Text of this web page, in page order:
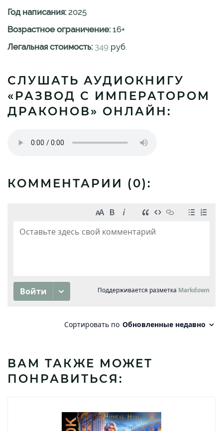
Год написания: 2025
Возрастное ограничение: 16+
Легальная стоимость: 349 руб.
СЛУШАТЬ АУДИОКНИГУ
«РАЗВОД С ИМПЕРАТОРОМ
ДРАКОНОВ» ОНЛАЙН:
КОММЕНТАРИИ (0):
ВАМ ТАКЖЕ МОЖЕТ
ПОНРАВИТЬСЯ: